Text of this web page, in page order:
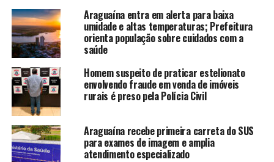
Araguaína entra em alerta para baixa
umidade e altas temperaturas; Prefeitura
orienta população sobre cuidados com a
saúde
Homem suspeito de praticar estelionato
envolvendo fraude em venda de imóveis
rurais é preso pela Polícia Civil
Araguaína recebe primeira carreta do SUS
para exames de imagem e amplia
atendimento especializado